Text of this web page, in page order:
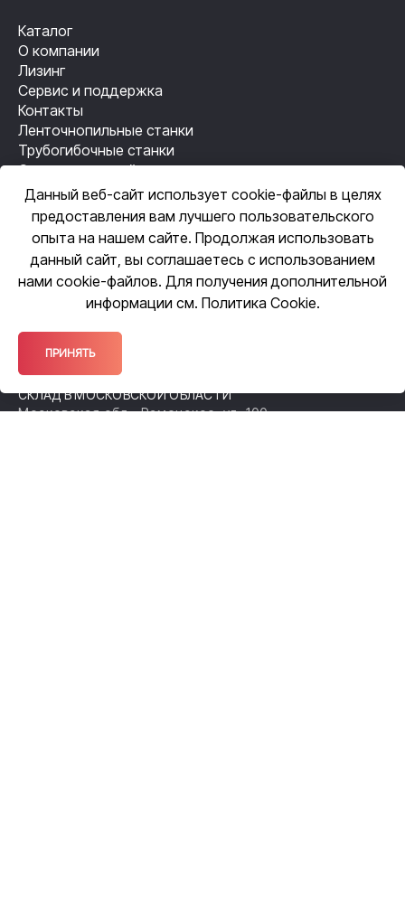
Каталог
О компании
Лизинг
Сервис и поддержка
Контакты
Ленточнопильные станки
Трубогибочные станки
Станки лазерной резки
Резьбонакатные станки
Механизация сварки
Автоматизация сварки
ЦЕНТРАЛЬНЫЙ ОФИС
109518, Москва, ул. Грайвороновская,
ОФИС ПРОДАЖ
140105, Московская обл., Раменское,
ул. Чугунова, 38А
СКЛАД В МОСКОВСКОЙ ОБЛАСТИ
Московская обл., Раменское, ул. 100-
Данный веб-сайт использует cookie-файлы в целях
предоставления вам лучшего пользовательского
опыта на нашем сайте. Продолжая использовать
данный сайт, вы соглашаетесь с использованием
нами cookie-файлов. Для получения дополнительной
информации см. Политика Cookie.
ПРИНЯТЬ